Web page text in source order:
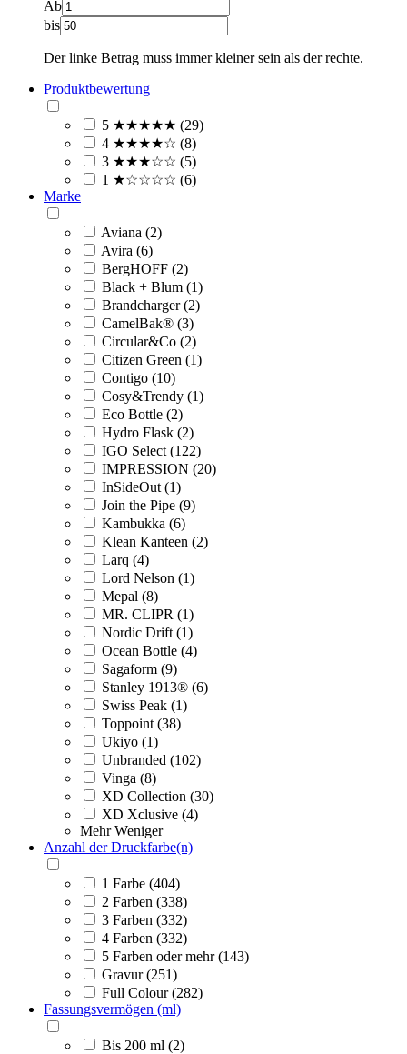
Ab
bis
Der linke Betrag muss immer kleiner sein als der rechte.
Produktbewertung
5 ★★★★★ (29)
4 ★★★★☆ (8)
3 ★★★☆☆ (5)
1 ★☆☆☆☆ (6)
Marke
Aviana (2)
Avira (6)
BergHOFF (2)
Black + Blum (1)
Brandcharger (2)
CamelBak® (3)
Circular&Co (2)
Citizen Green (1)
Contigo (10)
Cosy&Trendy (1)
Eco Bottle (2)
Hydro Flask (2)
IGO Select (122)
IMPRESSION (20)
InSideOut (1)
Join the Pipe (9)
Kambukka (6)
Klean Kanteen (2)
Larq (4)
Lord Nelson (1)
Mepal (8)
MR. CLIPR (1)
Nordic Drift (1)
Ocean Bottle (4)
Sagaform (9)
Stanley 1913® (6)
Swiss Peak (1)
Toppoint (38)
Ukiyo (1)
Unbranded (102)
Vinga (8)
XD Collection (30)
XD Xclusive (4)
Mehr Weniger
Anzahl der Druckfarbe(n)
1 Farbe (404)
2 Farben (338)
3 Farben (332)
4 Farben (332)
5 Farben oder mehr (143)
Gravur (251)
Full Colour (282)
Fassungsvermögen (ml)
Bis 200 ml (2)